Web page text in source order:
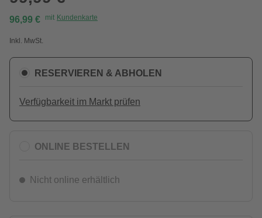
96,99 € mit Kundenkarte
Inkl. MwSt.
RESERVIEREN & ABHOLEN
Verfügbarkeit im Markt prüfen
ONLINE BESTELLEN
Nicht online erhältlich